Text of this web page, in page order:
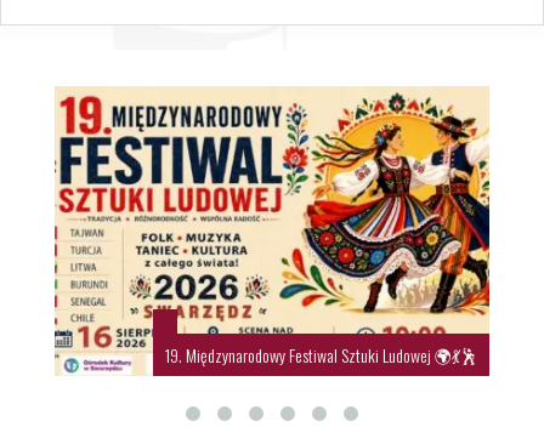
19. Międzynarodowy Festiwal Sztuki Ludowej 🌍💃🕺